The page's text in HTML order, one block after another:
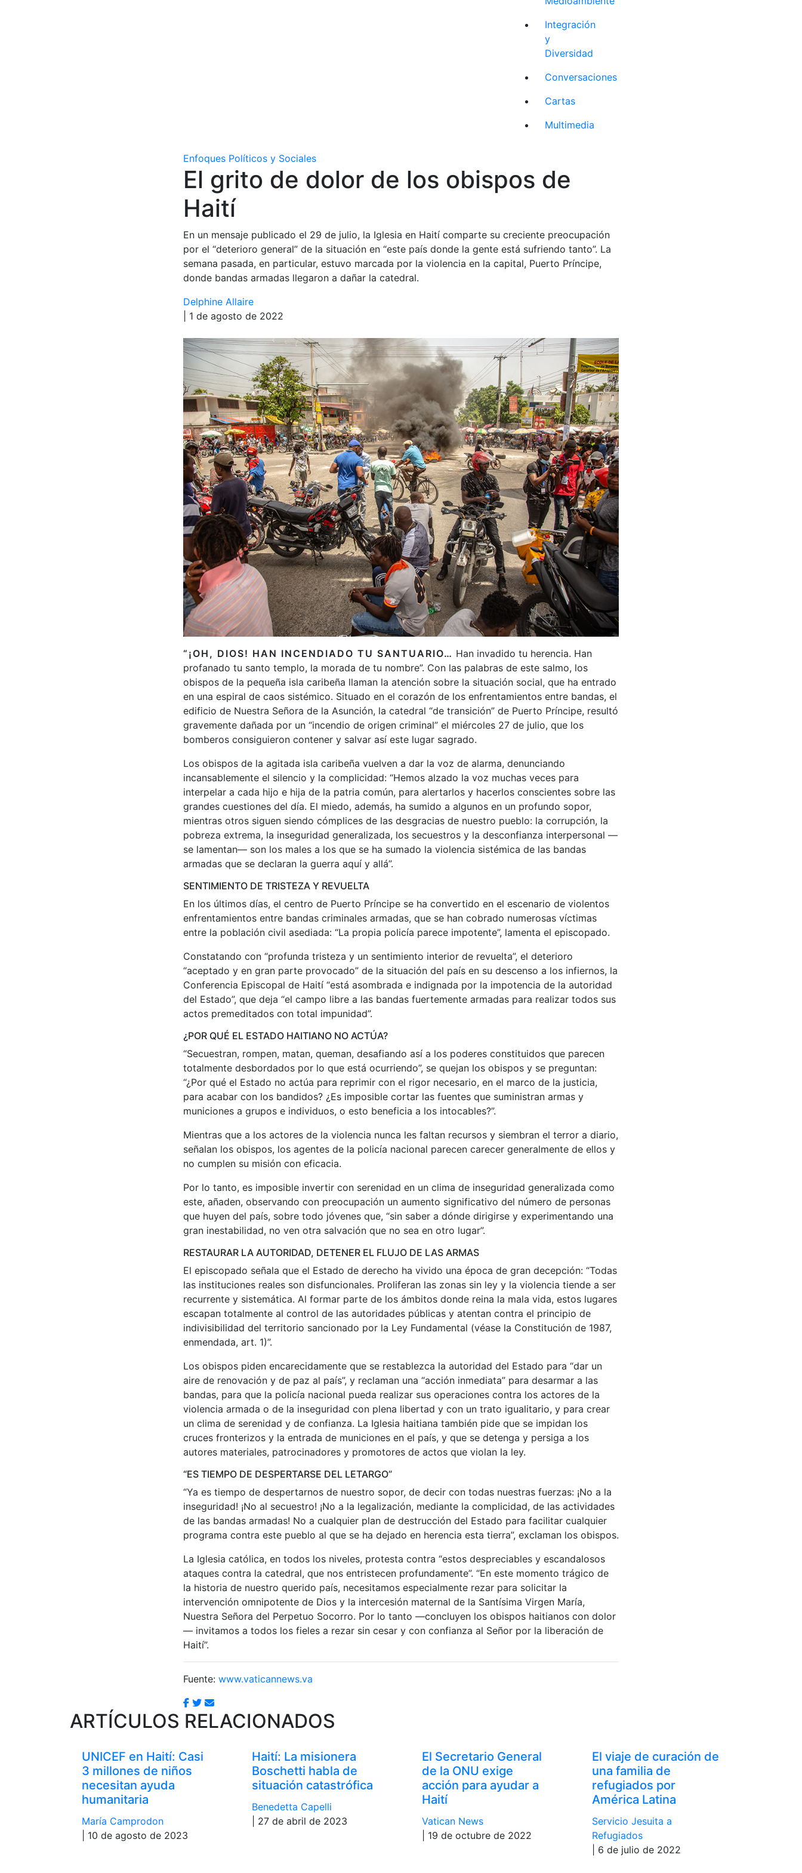
Integración
y
Diversidad
Conversaciones
Cartas
Multimedia
Enfoques Políticos y Sociales
El grito de dolor de los obispos de
Haití
En un mensaje publicado el 29 de julio, la Iglesia en Haití comparte su creciente preocupación
por el “deterioro general” de la situación en “este país donde la gente está sufriendo tanto”. La
semana pasada, en particular, estuvo marcada por la violencia en la capital, Puerto Príncipe,
donde bandas armadas llegaron a dañar la catedral.
Delphine Allaire
| 1 de agosto de 2022
“¡OH, DIOS! HAN INCENDIADO TU SANTUARIO… Han invadido tu herencia. Han
profanado tu santo templo, la morada de tu nombre”. Con las palabras de este salmo, los
obispos de la pequeña isla caribeña llaman la atención sobre la situación social, que ha entrado
en una espiral de caos sistémico. Situado en el corazón de los enfrentamientos entre bandas, el
edificio de Nuestra Señora de la Asunción, la catedral “de transición” de Puerto Príncipe, resultó
gravemente dañada por un “incendio de origen criminal” el miércoles 27 de julio, que los
bomberos consiguieron contener y salvar así este lugar sagrado.
Los obispos de la agitada isla caribeña vuelven a dar la voz de alarma, denunciando
incansablemente el silencio y la complicidad: “Hemos alzado la voz muchas veces para
interpelar a cada hijo e hija de la patria común, para alertarlos y hacerlos conscientes sobre las
grandes cuestiones del día. El miedo, además, ha sumido a algunos en un profundo sopor,
mientras otros siguen siendo cómplices de las desgracias de nuestro pueblo: la corrupción, la
pobreza extrema, la inseguridad generalizada, los secuestros y la desconfianza interpersonal —
se lamentan— son los males a los que se ha sumado la violencia sistémica de las bandas
armadas que se declaran la guerra aquí y allá”.
SENTIMIENTO DE TRISTEZA Y REVUELTA
En los últimos días, el centro de Puerto Príncipe se ha convertido en el escenario de violentos
enfrentamientos entre bandas criminales armadas, que se han cobrado numerosas víctimas
entre la población civil asediada: “La propia policía parece impotente”, lamenta el episcopado.
Constatando con “profunda tristeza y un sentimiento interior de revuelta”, el deterioro
“aceptado y en gran parte provocado” de la situación del país en su descenso a los infiernos, la
Conferencia Episcopal de Haití “está asombrada e indignada por la impotencia de la autoridad
del Estado”, que deja “el campo libre a las bandas fuertemente armadas para realizar todos sus
actos premeditados con total impunidad”.
¿POR QUÉ EL ESTADO HAITIANO NO ACTÚA?
“Secuestran, rompen, matan, queman, desafiando así a los poderes constituidos que parecen
totalmente desbordados por lo que está ocurriendo”, se quejan los obispos y se preguntan:
“¿Por qué el Estado no actúa para reprimir con el rigor necesario, en el marco de la justicia,
para acabar con los bandidos? ¿Es imposible cortar las fuentes que suministran armas y
municiones a grupos e individuos, o esto beneficia a los intocables?”.
Mientras que a los actores de la violencia nunca les faltan recursos y siembran el terror a diario,
señalan los obispos, los agentes de la policía nacional parecen carecer generalmente de ellos y
no cumplen su misión con eficacia.
Por lo tanto, es imposible invertir con serenidad en un clima de inseguridad generalizada como
este, añaden, observando con preocupación un aumento significativo del número de personas
que huyen del país, sobre todo jóvenes que, “sin saber a dónde dirigirse y experimentando una
gran inestabilidad, no ven otra salvación que no sea en otro lugar”.
RESTAURAR LA AUTORIDAD, DETENER EL FLUJO DE LAS ARMAS
El episcopado señala que el Estado de derecho ha vivido una época de gran decepción: “Todas
las instituciones reales son disfuncionales. Proliferan las zonas sin ley y la violencia tiende a ser
recurrente y sistemática. Al formar parte de los ámbitos donde reina la mala vida, estos lugares
escapan totalmente al control de las autoridades públicas y atentan contra el principio de
indivisibilidad del territorio sancionado por la Ley Fundamental (véase la Constitución de 1987,
enmendada, art. 1)”.
Los obispos piden encarecidamente que se restablezca la autoridad del Estado para “dar un
aire de renovación y de paz al país”, y reclaman una “acción inmediata” para desarmar a las
bandas, para que la policía nacional pueda realizar sus operaciones contra los actores de la
violencia armada o de la inseguridad con plena libertad y con un trato igualitario, y para crear
un clima de serenidad y de confianza. La Iglesia haitiana también pide que se impidan los
cruces fronterizos y la entrada de municiones en el país, y que se detenga y persiga a los
autores materiales, patrocinadores y promotores de actos que violan la ley.
“ES TIEMPO DE DESPERTARSE DEL LETARGO”
“Ya es tiempo de despertarnos de nuestro sopor, de decir con todas nuestras fuerzas: ¡No a la
inseguridad! ¡No al secuestro! ¡No a la legalización, mediante la complicidad, de las actividades
de las bandas armadas! No a cualquier plan de destrucción del Estado para facilitar cualquier
programa contra este pueblo al que se ha dejado en herencia esta tierra”, exclaman los obispos.
La Iglesia católica, en todos los niveles, protesta contra “estos despreciables y escandalosos
ataques contra la catedral, que nos entristecen profundamente”. “En este momento trágico de
la historia de nuestro querido país, necesitamos especialmente rezar para solicitar la
intervención omnipotente de Dios y la intercesión maternal de la Santísima Virgen María,
Nuestra Señora del Perpetuo Socorro. Por lo tanto —concluyen los obispos haitianos con dolor
— invitamos a todos los fieles a rezar sin cesar y con confianza al Señor por la liberación de
Haití”.
Fuente: www.vaticannews.va
ARTÍCULOS RELACIONADOS
UNICEF en Haití: Casi
3 millones de niños
necesitan ayuda
humanitaria
María Camprodon
| 10 de agosto de 2023
Haití: La misionera
Boschetti habla de
situación catastrófica
Benedetta Capelli
| 27 de abril de 2023
El Secretario General
de la ONU exige
acción para ayudar a
Haití
Vatican News
| 19 de octubre de 2022
El viaje de curación de
una familia de
refugiados por
América Latina
Servicio Jesuita a
Refugiados
| 6 de julio de 2022